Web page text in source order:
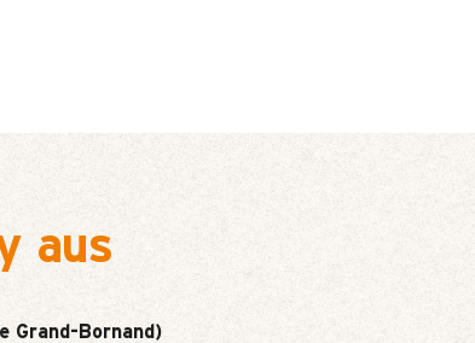
aus
Grand-Bornand)